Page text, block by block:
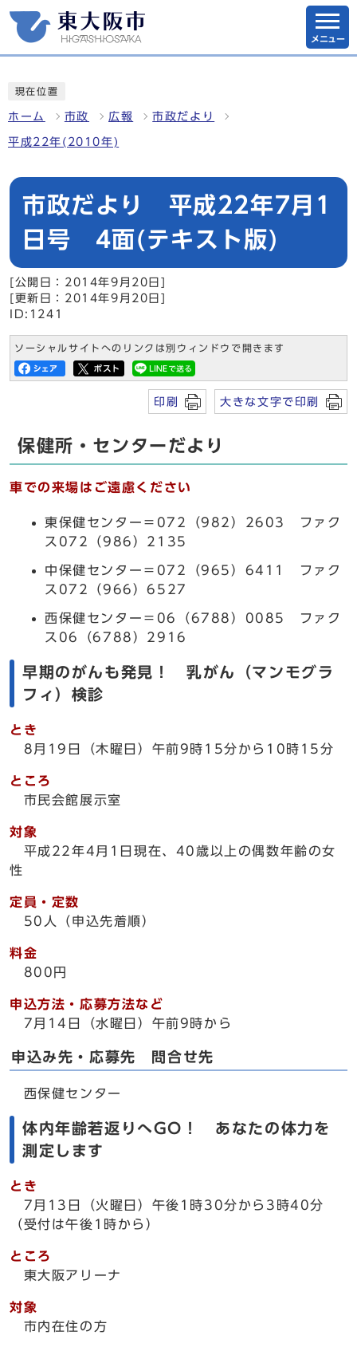
メニュー
現在位置
ホーム 市政 広報 市政だより
平成22年(2010年)
市政だより 平成22年7月1
日号 4面(テキスト版)
[公開日：2014年9月20日]
[更新日：2014年9月20日]
ID:1241
ソーシャルサイトへのリンクは別ウィンドウで開きます
印刷 大きな文字で印刷
保健所・センターだより
車での来場はご遠慮ください
東保健センター＝072（982）2603 ファク
ス072（986）2135
中保健センター＝072（965）6411 ファク
ス072（966）6527
西保健センター＝06（6788）0085 ファク
ス06（6788）2916
早期のがんも発見！ 乳がん（マンモグラ
フィ）検診
とき
8月19日（木曜日）午前9時15分から10時15分
ところ
市民会館展示室
対象
平成22年4月1日現在、40歳以上の偶数年齢の女
性
定員・定数
50人（申込先着順）
料金
800円
申込方法・応募方法など
7月14日（水曜日）午前9時から
申込み先・応募先 問合せ先
西保健センター
体内年齢若返りへGO！ あなたの体力を
測定します
とき
7月13日（火曜日）午後1時30分から3時40分
（受付は午後1時から）
ところ
東大阪アリーナ
対象
市内在住の方